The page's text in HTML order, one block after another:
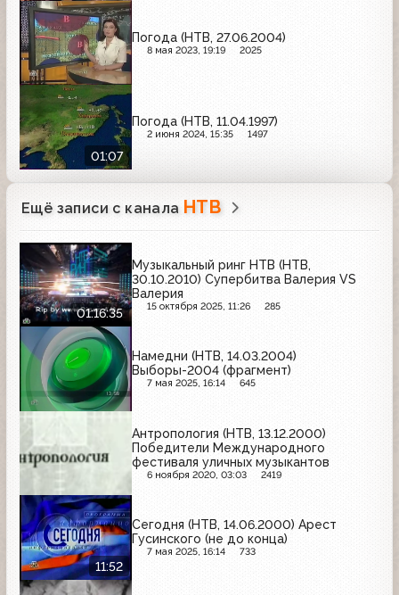
Погода (НТВ, 27.06.2004)
8 мая 2023, 19:19 2025
01:07
Погода (НТВ, 11.04.1997)
2 июня 2024, 15:35 1497
Ещё записи с канала НТВ
01:16:35
Музыкальный ринг НТВ (НТВ,
30.10.2010) Супербитва Валерия VS
Валерия
15 октября 2025, 11:26 285
Намедни (НТВ, 14.03.2004)
Выборы-2004 (фрагмент)
7 мая 2025, 16:14 645
Антропология (НТВ, 13.12.2000)
Победители Международного
фестиваля уличных музыкантов
6 ноября 2020, 03:03 2419
11:52
Сегодня (НТВ, 14.06.2000) Арест
Гусинского (не до конца)
7 мая 2025, 16:14 733